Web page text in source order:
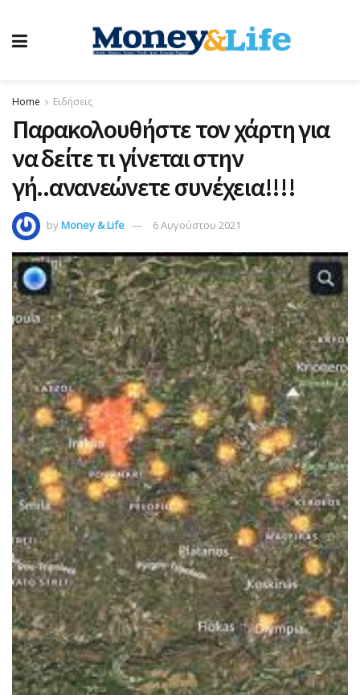
Home Ειδήσεις
Παρακολουθήστε τον χάρτη για
να δείτε τι γίνεται στην
γή..ανανεώνετε συνέχεια!!!!
byMoney & Life 6 Αυγούστου 2021